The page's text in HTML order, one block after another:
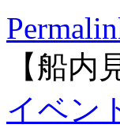
【船
イベン